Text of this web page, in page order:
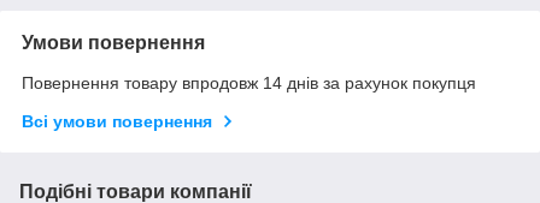
Умови повернення
Повернення товару впродовж 14 днів за рахунок покупця
Всі умови повернення
Подібні товари компанії